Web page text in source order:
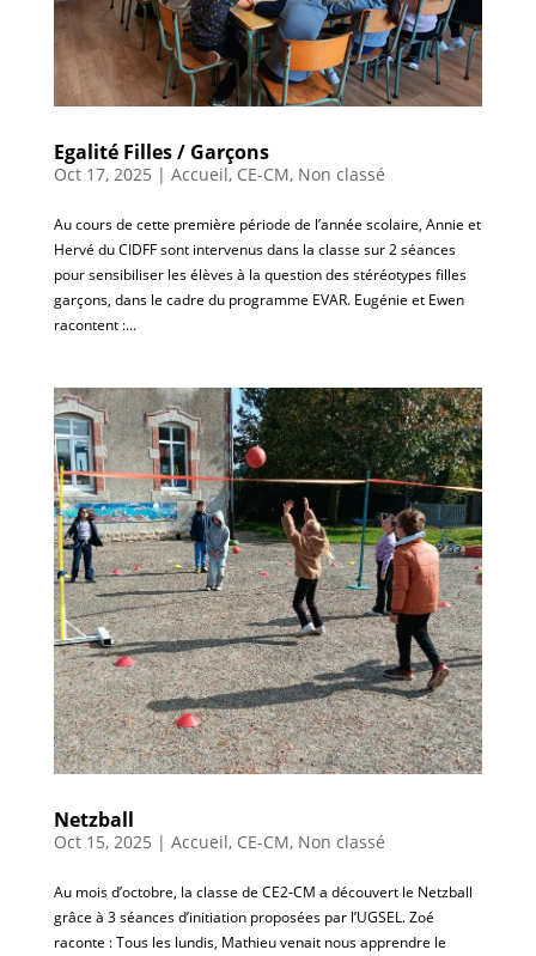
Egalité Filles / Garçons
Oct 17, 2025 | Accueil, CE-CM, Non classé
Au cours de cette première période de l’année scolaire, Annie et
Hervé du CIDFF sont intervenus dans la classe sur 2 séances
pour sensibiliser les élèves à la question des stéréotypes filles
garçons, dans le cadre du programme EVAR. Eugénie et Ewen
racontent :...
Netzball
Oct 15, 2025 | Accueil, CE-CM, Non classé
Au mois d’octobre, la classe de CE2-CM a découvert le Netzball
grâce à 3 séances d’initiation proposées par l’UGSEL. Zoé
raconte : Tous les lundis, Mathieu venait nous apprendre le